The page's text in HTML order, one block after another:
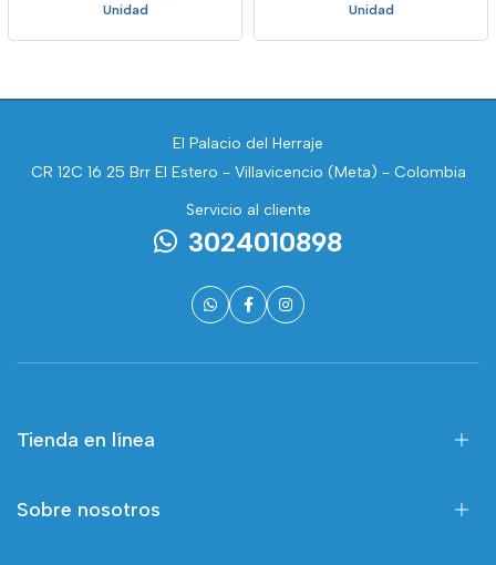
Unidad Unidad
El Palacio del Herraje
CR 12C 16 25 Brr El Estero - Villavicencio (Meta) - Colombia
Servicio al cliente
3024010898
Tienda en línea
Sobre nosotros